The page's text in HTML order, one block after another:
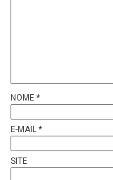
NOME *
E-MAIL *
SITE